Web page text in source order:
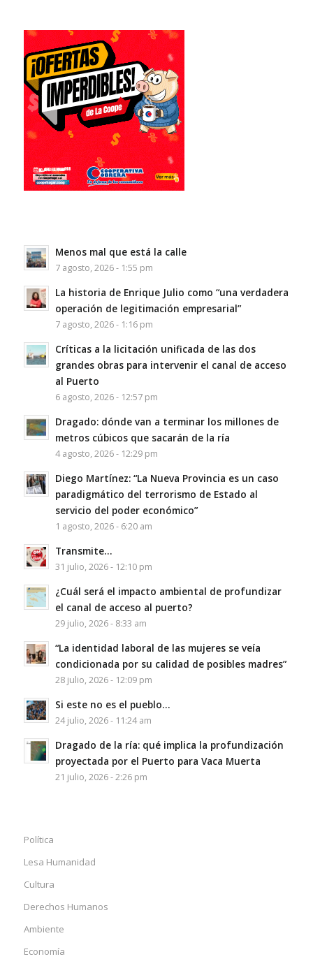
Menos mal que está la calle
7 agosto, 2026 - 1:55 pm
La historia de Enrique Julio como “una verdadera
operación de legitimación empresarial”
7 agosto, 2026 - 1:16 pm
Críticas a la licitación unificada de las dos
grandes obras para intervenir el canal de acceso
al Puerto
6 agosto, 2026 - 12:57 pm
Dragado: dónde van a terminar los millones de
metros cúbicos que sacarán de la ría
4 agosto, 2026 - 12:29 pm
Diego Martínez: “La Nueva Provincia es un caso
paradigmático del terrorismo de Estado al
servicio del poder económico”
1 agosto, 2026 - 6:20 am
Transmite…
31 julio, 2026 - 12:10 pm
¿Cuál será el impacto ambiental de profundizar
el canal de acceso al puerto?
29 julio, 2026 - 8:33 am
“La identidad laboral de las mujeres se veía
condicionada por su calidad de posibles madres”
28 julio, 2026 - 12:09 pm
Si este no es el pueblo…
24 julio, 2026 - 11:24 am
Dragado de la ría: qué implica la profundización
proyectada por el Puerto para Vaca Muerta
21 julio, 2026 - 2:26 pm
Política
Lesa Humanidad
Cultura
Derechos Humanos
Ambiente
Economía